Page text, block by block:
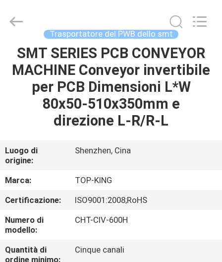
CASA.
PRODOTTI
NOI
VISITA
ALLA
FABBRICA
CONTROLLO
Jingji
Technology
Reserved.
Trasportatore del PWB dello smt
SMT SERIES PCB CONVEYOR
MACHINE Conveyor invertibile
per PCB Dimensioni L*W
80x50-510x350mm e
direzione L-R/R-L
Luogo di
origine:
Shenzhen, Cina
Marca:
TOP-KING
Certificazione:
ISO9001:2008;RoHS
Numero di
modello:
CHT-CIV-600H
Quantità di
ordine minimo:
Cinque canali